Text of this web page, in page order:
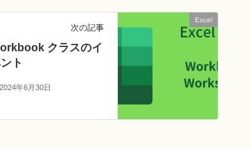
Excel
次の記事
クラスのイ
ト
2024年6月30日